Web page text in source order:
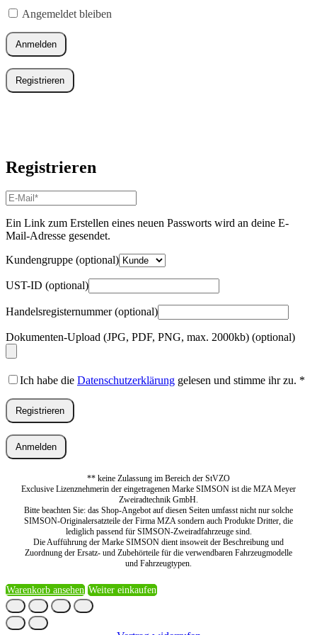
Angemeldet bleiben
Anmelden
Registrieren
Registrieren
E-
Mail-
Adresse*
Erforderlich
Ein Link zum Erstellen eines neuen Passworts wird an deine E-
Mail-Adresse gesendet.
Kundengruppe (optional)
UST-ID (optional)
Handelsregisternummer(optional)
Dokumenten-Upload (JPG, PDF, PNG, max. 2000kb) (optional)
Ich habe die Datenschutzerklärung gelesen und stimme ihr zu. *
Registrieren
Anmelden
** keine Zulassung im Bereich der StVZO
Exclusive Lizenznehmerin der eingetragenen Marke SIMSON ist die MZA Meyer
Zweiradtechnik GmbH.
Bitte beachten Sie: das Shop-Angebot auf diesen Seiten umfasst nicht nur solche
SIMSON-Originalersatzteile der Firma MZA sondern auch Produkte Dritter, die
lediglich passend für SIMSON-Zweiradfahrzeuge sind.
Die Aufführung der Marke SIMSON dient insoweit der Beschreibung und
Zuordnung der Ersatz- und Zubehörteile für die verwendbaren Fahrzeugmodelle
und Fahrzeugtypen.
Warenkorb ansehen Weiter einkaufen